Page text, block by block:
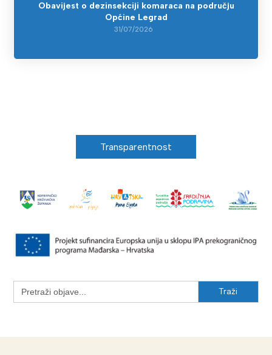
Obavijest o dezinsekciji komaraca na području
Općine Legrad
31/07/2026
Transparentnost
Search
for: